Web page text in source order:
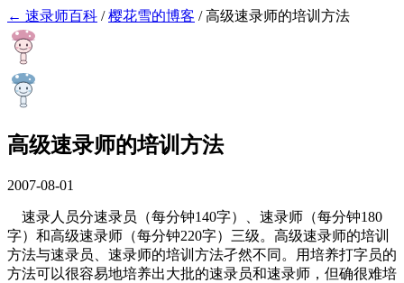
← 速录师百科 / 樱花雪的博客 / 高级速录师的培训方法
高级速录师的培训方法
2007-08-01
速录人员分速录员（每分钟140字）、速录师（每分钟180
字）和高级速录师（每分钟220字）三级。高级速录师的培训
方法与速录员、速录师的培训方法孑然不同。用培养打字员的
方法可以很容易地培养出大批的速录员和速录师，但确很难培